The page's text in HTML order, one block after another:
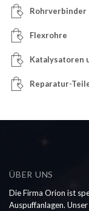
Rohrverbinder
Flexrohre
Katalysatoren
Reparatur-
ÜBER UNS
Die Firma Orion ist
Auspuffanlagen.